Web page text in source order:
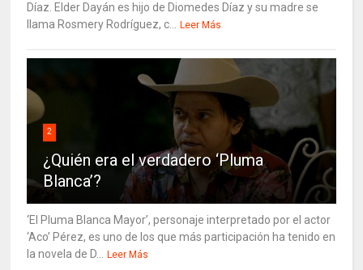
Díaz. Elder Dayán es hijo de Diomedes Díaz y su madre se
llama Rosmery Rodríguez, c...
Leer Más
2
¿Quién era el verdadero ‘Pluma
Blanca’?
‘El Pluma Blanca Mayor’, personaje interpretado por el actor
‘Aco’ Pérez, es uno de los que más participación ha tenido en
la novela de D...
Leer Más